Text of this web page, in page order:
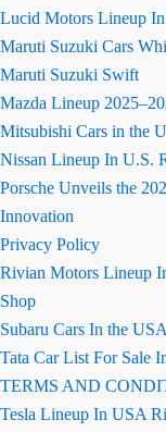
Lucid Motors Lineup
Maruti Suzuki Cars
Maruti Suzuki Swift
Mazda Lineup
Mitsubishi Cars in the
Nissan Lineup In U.S.
Porsche Unveils the
Innovation
Privacy Policy
Rivian Motors Lineup
Shop
Subaru Cars In the
Tata Car List For Sale
TERMS AND
Tesla Lineup In USA